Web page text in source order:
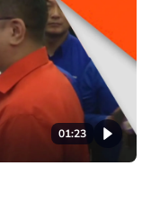
01:23